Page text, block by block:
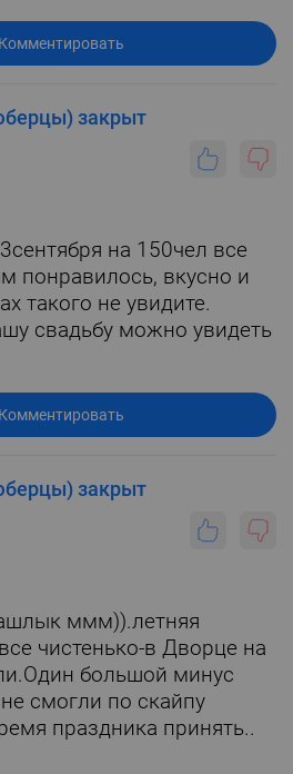
Комментировать
закрыт
на 150чел все
понравилось, вкусно и
такого не увидите.
свадьбу можно увидеть
Комментировать
закрыт
ммм)).летняя
чистенько-в Дворце на
большой минус
смогли по скайпу
праздника принять..